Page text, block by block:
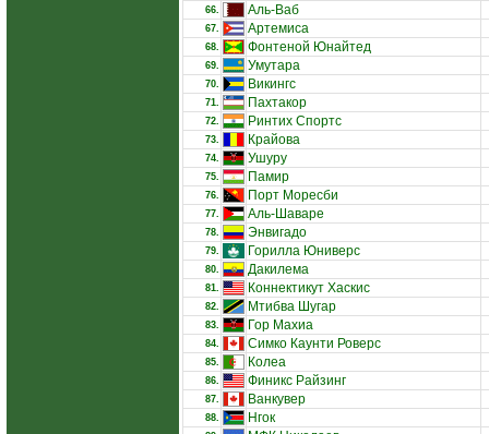
66. Аль-Ваб
67. Артемиса
68. Фонтеной Юнайтед
69. Умутара
70. Викингс
71. Пахтакор
72. Ринтих Спортс
73. Крайова
74. Ушуру
75. Памир
76. Порт Моресби
77. Аль-Шаваре
78. Энвигадо
79. Горилла Юниверс
80. Дакилема
81. Коннектикут Хаскис
82. Мтибва Шугар
83. Гор Махиа
84. Симко Каунти Роверс
85. Колеа
86. Финикс Райзинг
87. Ванкувер
88. Нгок